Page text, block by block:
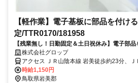
【軽作業】電子基板に部品を付け
定/TTR0170/181958
【残業無し！日勤固定＆土日祝休み】電子部
事です！手先の器用さを活かせます！
株式会社グロップ
アクセス ＪＲ山陰本線 岩美徒歩約23分、Ｊ
分、ＪＲ山陰本線 東浜徒歩約60分 【JR岩美
時給1,150円
鳥取県岩美郡